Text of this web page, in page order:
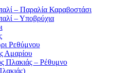
– Παραλία Καραβοστάσι
– Υποβρύχια
Ρεθύμνου
Αμαρίου
Πλακιάς – Ρέθυμνο